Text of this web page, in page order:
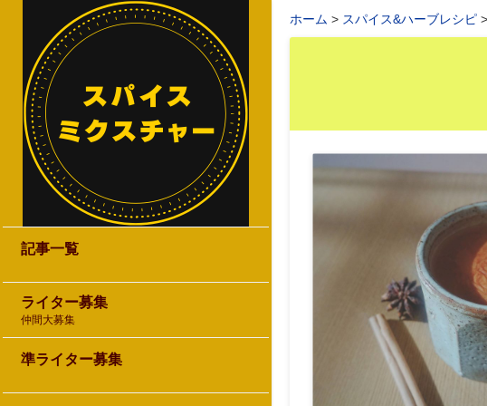
記事一覧
ライター募集
仲間大募集
準ライター募集
ホーム スパイス&ハーブレシピ